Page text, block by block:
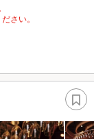
さい。